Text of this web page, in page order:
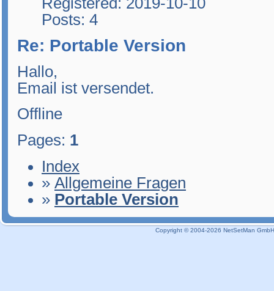
Posts: 4
Re: Portable Version
Hallo,
Email ist versendet.
Offline
Pages: 1
Index
» Allgemeine Fragen
» Portable Version
Copyright © 2004-2026 NetSetMan